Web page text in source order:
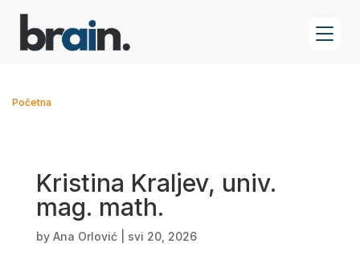
Početna
Kristina Kraljev, univ.
mag. math.
by Ana Orlović| svi 20, 2026